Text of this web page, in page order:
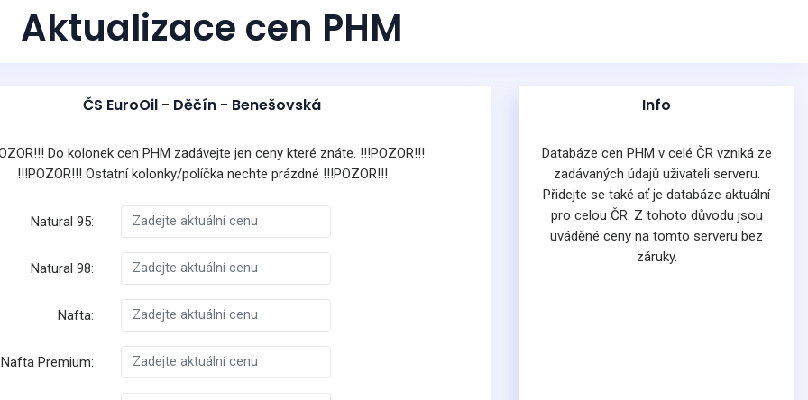
Aktualizace cen PHM
ČS EuroOil - Děčín - Benešovská
Do kolonek cen PHM zadávejte jen ceny které znáte. !!!POZOR!!!
!!!POZOR!!! Ostatní kolonky/políčka nechte prázdné !!!POZOR!!!
Natural 95:
Natural 98:
Nafta:
Nafta Premium:
Info
Databáze cen PHM v celé ČR vzniká ze
zadávaných údajů uživateli serveru.
Přidejte se také ať je databáze aktuální
pro celou ČR. Z tohoto důvodu jsou
uváděné ceny na tomto serveru bez
záruky.